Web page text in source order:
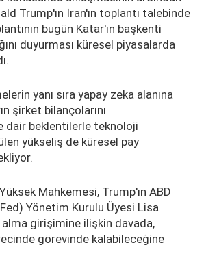
Trump'ın İran'ın toplantı talebinde
bugün Katar'ın başkenti
duyurması küresel piyasalarda
yanı sıra yapay zeka alanına
şirket bilançolarını
dair beklentilerle teknoloji
yükseliş de küresel pay
Mahkemesi, Trump'ın ABD
Yönetim Kurulu Üyesi Lisa
girişimine ilişkin davada,
görevinde kalabileceğine